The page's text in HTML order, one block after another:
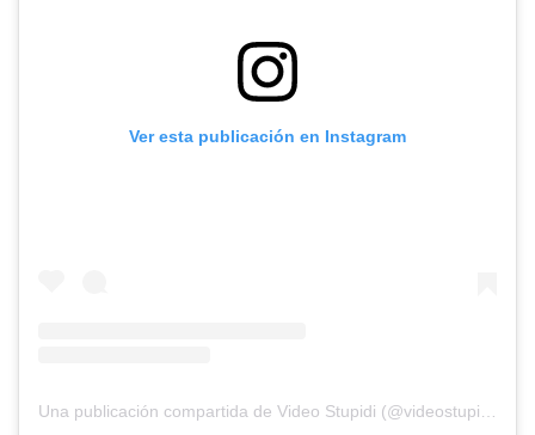
Ver esta publicación en Instagram
Una publicación compartida de Video Stupidi (@videostupidi)